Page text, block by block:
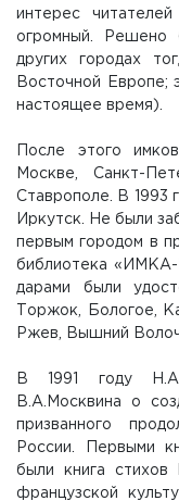
интерес
огромный. Решено
других городах
Восточной Европе;
настоящее время).
После этого
Москве, Санкт-
Ставрополе. В 1993
Иркутск. Не были
первым городом в
библиотека «ИМКА-
дарами были
Торжок, Бологое,
Ржев, Вышний
В 1991 году
В.А.Москвина о
призванного
России. Первыми
были книга
французской